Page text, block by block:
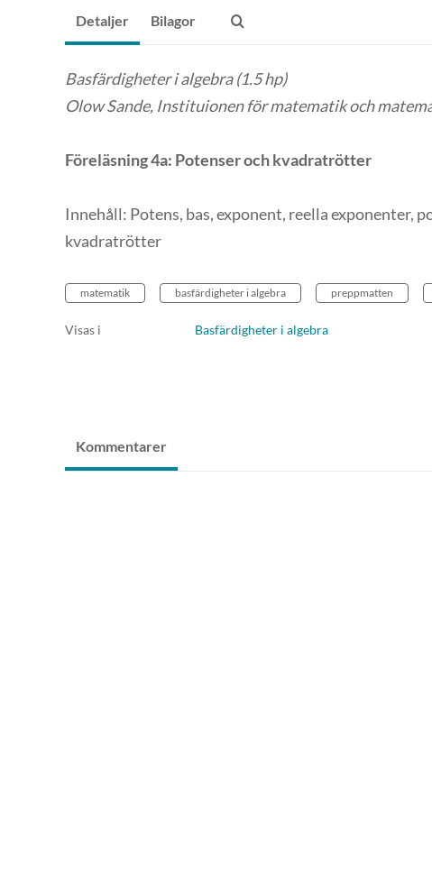
Detaljer Bilagor
Basfärdigheter i algebra (1.5 hp)
Olow Sande, Instituionen för matematik och
Föreläsning 4a: Potenser och kvadratrötter
Innehåll: Potens, bas, exponent, reella exponenter,
kvadratrötter
matematik basfärdigheter i algebra preppmatten
Visas i Basfärdigheter i algebra
Kommentarer